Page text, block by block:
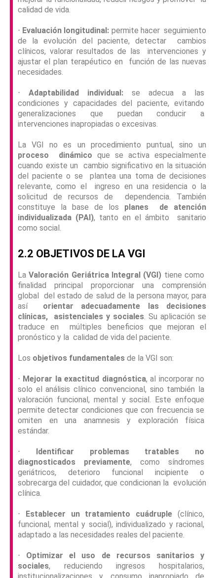
calidad de vida.
⋅ Evaluación longitudinal: permite hacer seguimiento
de la evolución del paciente, detectar cambios
clínicos, valorar resultados de las intervenciones y
ajustar el plan terapéutico en función de las nuevas
necesidades.
⋅ Adaptabilidad individual: se adecua a las
condiciones y capacidades del paciente, evitando
generalizaciones que puedan conducir a
intervenciones inapropiadas o excesivas.
La VGI no es un procedimiento puntual, sino un
proceso dinámico que se activa especialmente
cuando existe un cambio significativo en la situación
del paciente o se plantea una toma de decisiones
relevante, como el ingreso en una residencia o la
solicitud de recursos de dependencia. También
constituye la base de los planes de atención
individualizada (PAI), tanto en el ámbito sanitario
como social.
2.2 OBJETIVOS DE LA VGI
LaValoración Geriátrica Integral (VGI) tiene como
finalidad principal proporcionar una comprensión
global del estado de salud de la persona mayor, para
así orientar adecuadamente las decisiones
clínicas, asistenciales y sociales. Su aplicación se
traduce en múltiples beneficios que mejoran el
pronóstico y la calidad de vida del paciente.
Los objetivos fundamentales de la VGI son:
⋅ Mejorar la exactitud diagnóstica, al incorporar no
solo el análisis clínico convencional, sino también la
valoración funcional, mental y social. Este enfoque
permite detectar condiciones que con frecuencia se
omiten en una anamnesis y exploración física
estándar.
⋅ Identificar problemas tratables no
diagnosticados previamente, como síndromes
geriátricos, deterioro funcional incipiente o
sobrecarga del cuidador, que condicionan la evolución
clínica.
⋅ Establecer un tratamiento cuádruple(clínico,
funcional, mental y social), individualizado y racional,
adaptado a las necesidades reales del paciente.
⋅ Optimizar el uso de recursos sanitarios y
sociales, reduciendo ingresos hospitalarios,